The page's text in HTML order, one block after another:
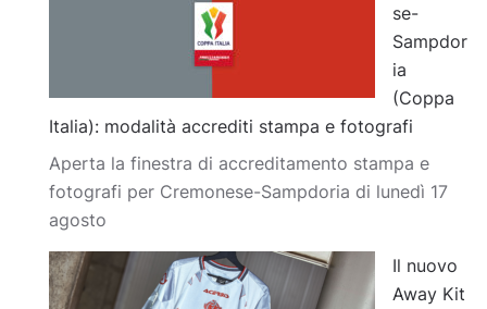
se-
Sampdor
ia
(Coppa
Italia): modalità accrediti stampa e fotografi
Aperta la finestra di accreditamento stampa e
fotografi per Cremonese-Sampdoria di lunedì 17
agosto
Il nuovo
Away Kit